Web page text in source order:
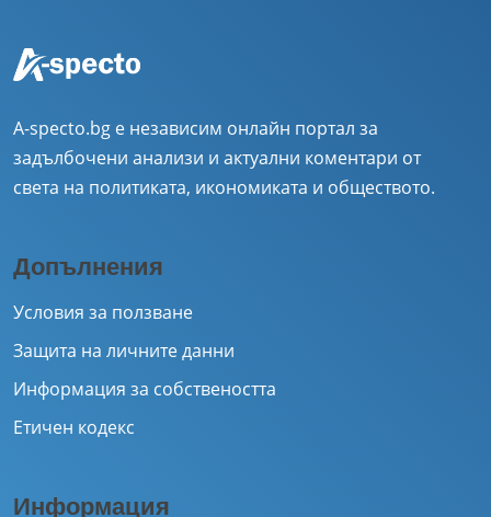
A-specto.bg е независим онлайн портал за
задълбочени анализи и актуални коментари от
света на политиката, икономиката и обществото.
Допълнения
Условия за ползване
Защита на личните данни
Информация за собствеността
Етичен кодекс
Информация